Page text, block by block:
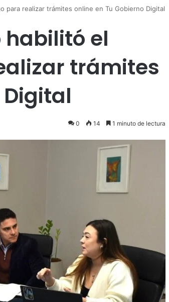
para realizar trámites online en Tu Gobierno Digital
habilitó el
trámites
Digital
0 14 1 minuto de lectura